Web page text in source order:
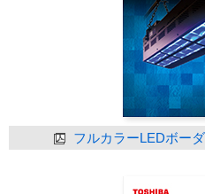
フルカラーLEDボー